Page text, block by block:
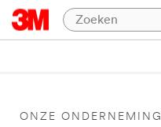
ONZE ONDERNEMING